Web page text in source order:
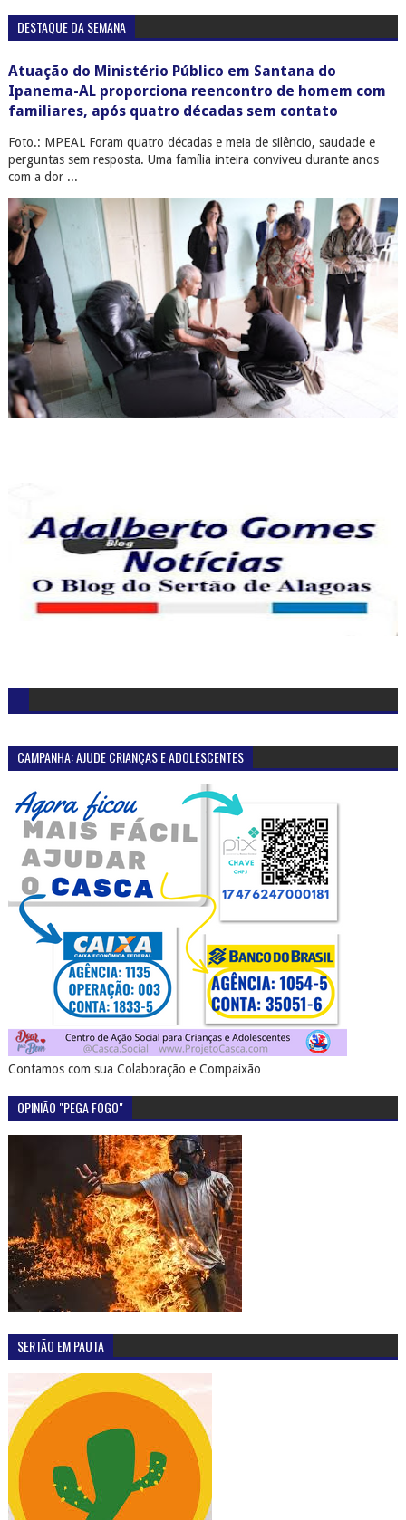
DESTAQUE DA SEMANA
Atuação do Ministério Público em Santana do
Ipanema-AL proporciona reencontro de homem com
familiares, após quatro décadas sem contato
Foto.: MPEAL Foram quatro décadas e meia de silêncio, saudade e
perguntas sem resposta. Uma família inteira conviveu durante anos
com a dor ...
CAMPANHA: AJUDE CRIANÇAS E ADOLESCENTES
Contamos com sua Colaboração e Compaixão
OPINIÃO "PEGA FOGO"
SERTÃO EM PAUTA